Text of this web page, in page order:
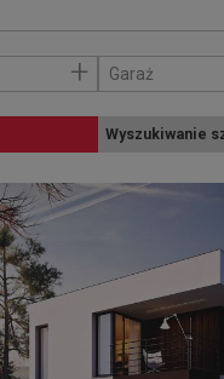
+ Garaż
Wyszukiwanie